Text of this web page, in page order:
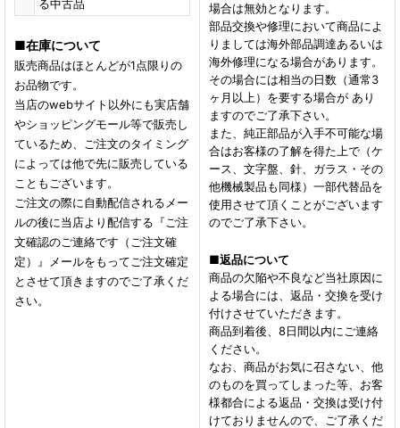
る中古品
■在庫について
販売商品はほとんどが1点限りの
お品物です。
当店のwebサイト以外にも実店舗
やショッピングモール等で販売し
ているため、ご注文のタイミング
によっては他で先に販売している
こともございます。
ご注文の際に自動配信されるメー
ルの後に当店より配信する『ご注
文確認のご連絡です（ご注文確
定）』メールをもってご注文確定
とさせて頂きますのでご了承くだ
さい。
場合は無効となります。
部品交換や修理において商品によ
りましては海外部品調達あるいは
海外修理になる場合があります。
その場合には相当の日数（通常3
ヶ月以上）を要する場合が あり
ますのでご了承下さい。
また、純正部品が入手不可能な場
合はお客様の了解を得た上で（ケ
ース、文字盤、針、ガラス・その
他機械製品も同様）一部代替品を
使用させて頂くことがございます
のでご了承下さい。
■返品について
商品の欠陥や不良など当社原因に
よる場合には、返品・交換を受け
付けさせていただきます。
商品到着後、8日間以内にご連絡
ください。
なお、商品がお気に召さない、他
のものを買ってしまった等、お客
様都合による返品・交換は受け付
けておりませんので、ご了承くだ